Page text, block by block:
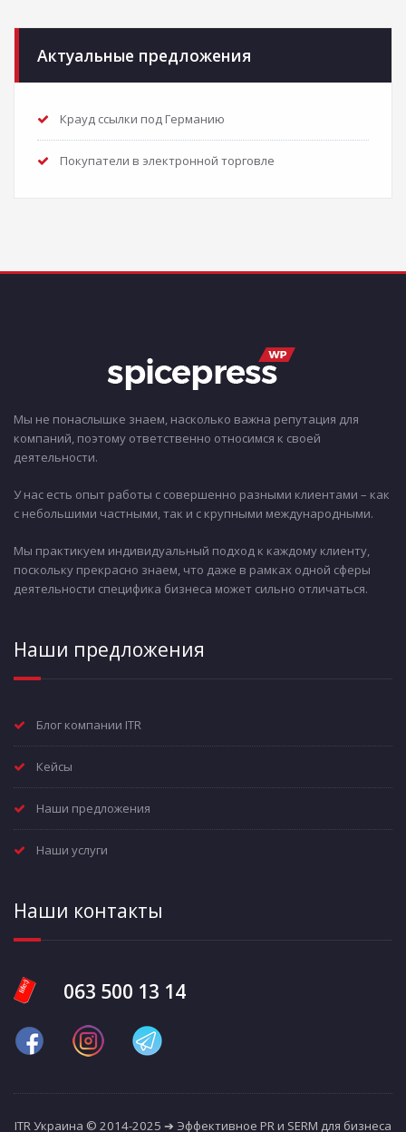
Актуальные предложения
Крауд ссылки под Германию
Покупатели в электронной торговле
Мы не понаслышке знаем, насколько важна репутация для
компаний, поэтому ответственно относимся к своей
деятельности.
У нас есть опыт работы с совершенно разными клиентами – как
с небольшими частными, так и с крупными международными.
Мы практикуем индивидуальный подход к каждому клиенту,
поскольку прекрасно знаем, что даже в рамках одной сферы
деятельности специфика бизнеса может сильно отличаться.
Наши предложения
Блог компании ITR
Кейсы
Наши предложения
Наши услуги
Наши контакты
063 500 13 14
ITR Украина © 2014-2025 ➔ Эффективное PR и SERM для бизнеса